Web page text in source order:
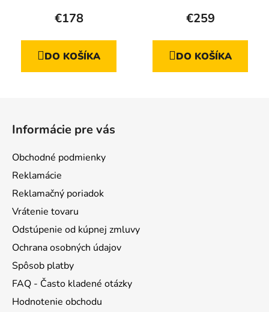
hodnotenie
je
5,0
€178
DO KOŠÍKA
€259
DO KOŠÍKA
Informácie pre vás
Obchodné podmienky
Reklamácie
Reklamačný poriadok
Vrátenie tovaru
Odstúpenie od kúpnej zmluvy
Ochrana osobných údajov
Spôsob platby
FAQ - Často kladené otázky
Hodnotenie obchodu